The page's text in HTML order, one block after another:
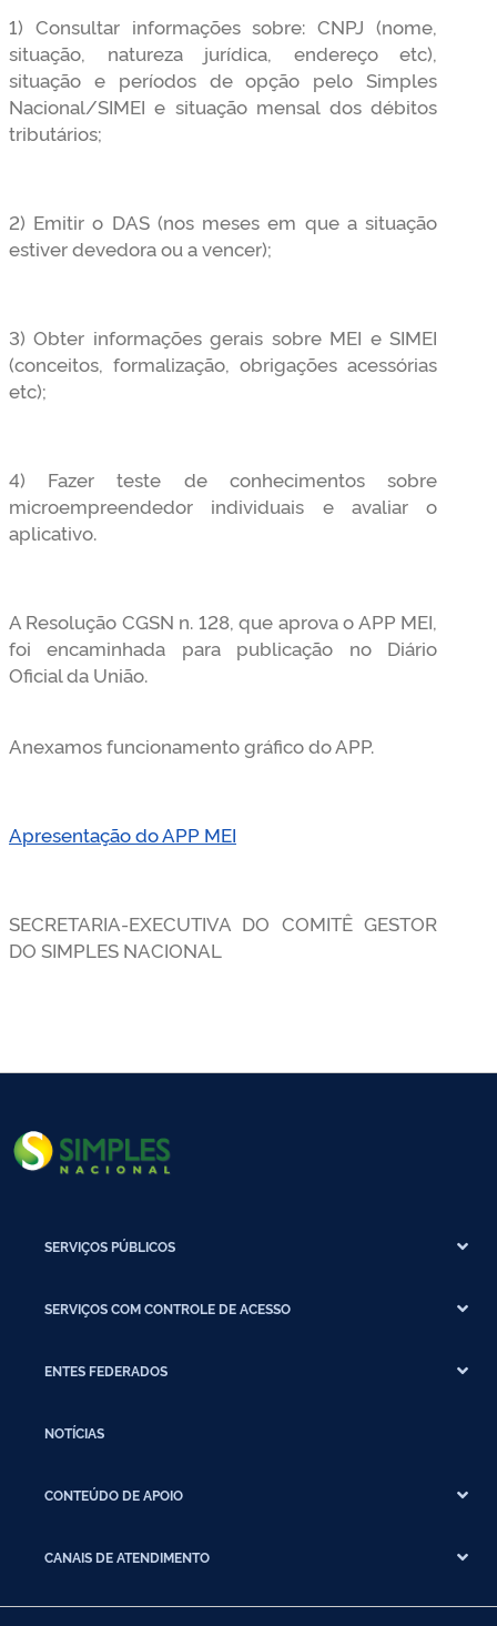
1) Consultar informações sobre: CNPJ (nome,
situação, natureza jurídica, endereço etc),
situação e períodos de opção pelo Simples
Nacional/SIMEI e situação mensal dos débitos
tributários;
2) Emitir o DAS (nos meses em que a situação
estiver devedora ou a vencer);
3) Obter informações gerais sobre MEI e SIMEI
(conceitos, formalização, obrigações acessórias
etc);
4) Fazer teste de conhecimentos sobre
microempreendedor individuais e avaliar o
aplicativo.
A Resolução CGSN n. 128, que aprova o APP MEI,
foi encaminhada para publicação no Diário
Oficial da União.
Anexamos funcionamento gráfico do APP.
Apresentação do APP MEI
SECRETARIA-EXECUTIVA DO COMITÊ GESTOR
DO SIMPLES NACIONAL
SERVIÇOS PÚBLICOS
SERVIÇOS COM CONTROLE DE ACESSO
ENTES FEDERADOS
NOTÍCIAS
CONTEÚDO DE APOIO
CANAIS DE ATENDIMENTO